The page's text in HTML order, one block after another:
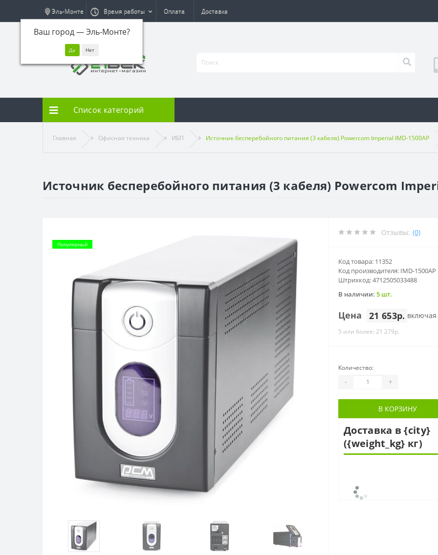
Эль-Монте
Ваш город —Эль-Монте?
Время работы Оплата Доставка
Список категорий
Главная Офисная техника ИБП Источник бесперебойного питания (3 кабеля) Powercom Imperial IMD-1500AP
Источник бесперебойного питания (3 кабеля) Powercom
Популярный
Отзывы: (0)
Код товара: 11352
Код производителя: IMD-1500AP
Штрихкод: 4712505033488
В наличии: 5 шт.
Цена 21 653р.
5 или более: 21 279р.
Количество:
- +
В КОРЗИНУ
Доставка в {city}
({weight_kg} кг)